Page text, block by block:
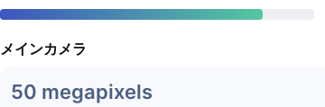
メインカメラ
50 megapixels